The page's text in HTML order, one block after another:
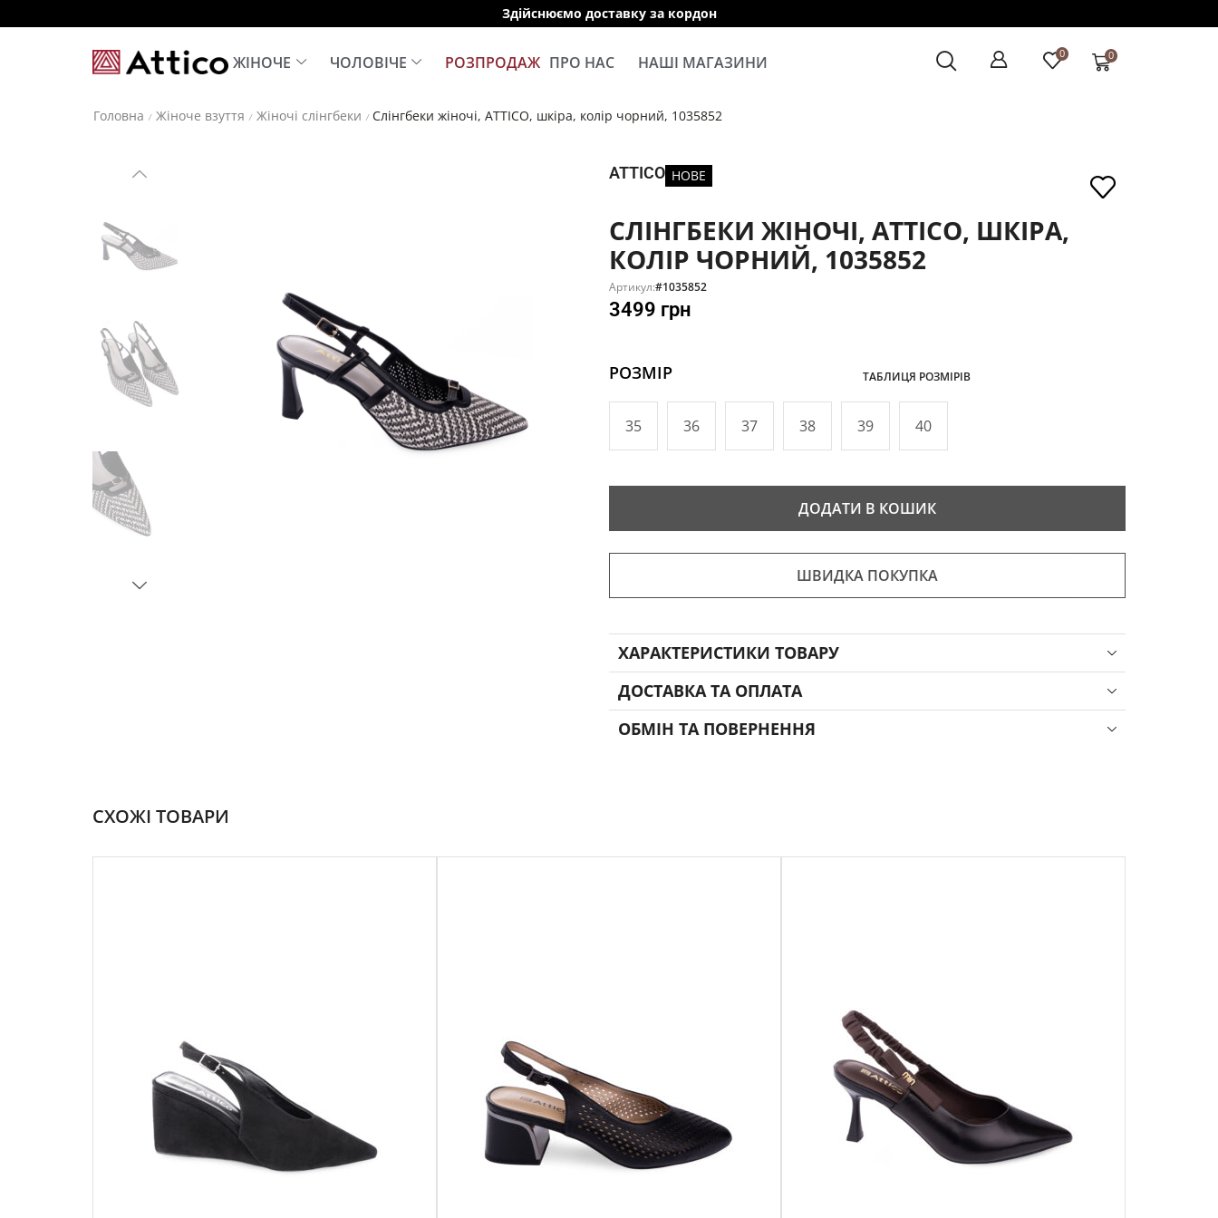
Здійснюємо доставку за кордон
ЖІНОЧЕ ЧОЛОВІЧЕ РОЗПРОДАЖ ПРО НАС НАШІ МАГАЗИНИ 0 0
Головна / Жіноче взуття / Жіночі слінгбеки / Слінгбеки жіночі, ATTICO, шкіра, колір чорний, 1035852
ATTICO НОВЕ
СЛІНГБЕКИ ЖІНОЧІ, ATTICO, ШКІРА,
КОЛІР ЧОРНИЙ, 1035852
Артикул:#1035852
3499 грн
РОЗМІР ТАБЛИЦЯ РОЗМІРІВ
35 36 37 38 39 40
ДОДАТИ В КОШИК
ШВИДКА ПОКУПКА
ХАРАКТЕРИСТИКИ ТОВАРУ
ДОСТАВКА ТА ОПЛАТА
ОБМІН ТА ПОВЕРНЕННЯ
СХОЖІ ТОВАРИ